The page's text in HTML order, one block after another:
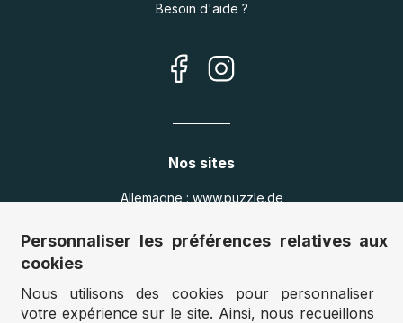
Besoin d'aide ?
Nos sites
Allemagne : www.puzzle.de
Belgique :www.puzzle.be
Personnaliser les préférences relatives aux
cookies
Nous utilisons des cookies pour personnaliser
votre expérience sur le site. Ainsi, nous recueillons